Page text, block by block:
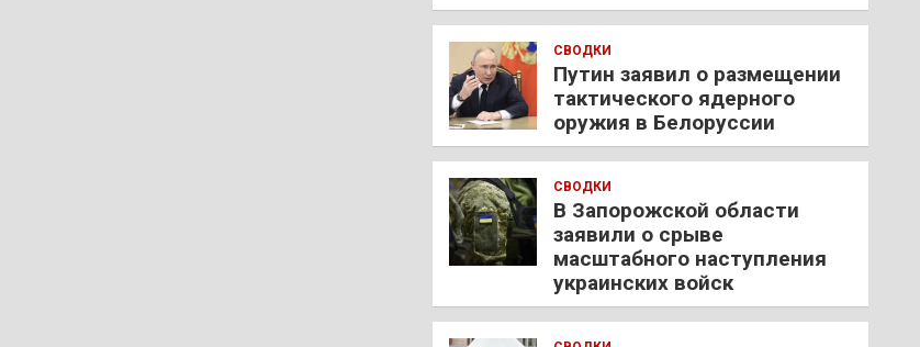
СВОДКИ
Путин заявил о размещении
тактического ядерного
оружия в Белоруссии
СВОДКИ
В Запорожской области
заявили о срыве
масштабного наступления
украинских войск